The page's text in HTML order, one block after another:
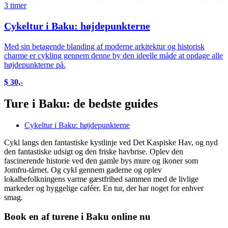
3 timer
Cykeltur i Baku: højdepunkterne
Med sin betagende blanding af moderne arkitektur og historisk
charme er cykling gennem denne by den ideelle måde at opdage alle
højdepunkterne på.
$ 30,-
Ture i Baku: de bedste guides
Cykeltur i Baku: højdepunkterne
Cykl langs den fantastiske kystlinje ved Det Kaspiske Hav, og nyd
den fantastiske udsigt og den friske havbrise. Oplev den
fascinerende historie ved den gamle bys mure og ikoner som
Jomfru-tårnet. Og cykl gennem gaderne og oplev
lokalbefolkningens varme gæstfrihed sammen med de livlige
markeder og hyggelige caféer. En tur, der har noget for enhver
smag.
Book en af turene i Baku online nu